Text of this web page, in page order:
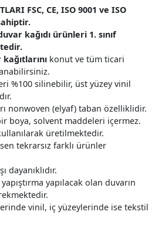
FSC, CE, ISO 9001 ve ISO
kağıdı ürünleri 1. sınıf
konut ve tüm ticari
%100 silinebilir, üst yüzey vinil
nonwoven (elyaf) taban özelliklidir.
boya, solvent maddeleri içermez.
üretilmektedir.
tekrarsız farklı ürünler
dayanıklıdır.
yapılacak olan duvarın
vinil, iç yüzeylerinde ise tekstil